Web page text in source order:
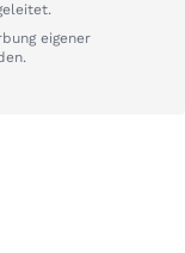
eigener